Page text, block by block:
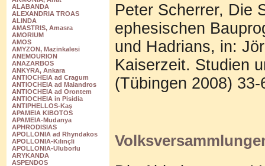
ALABANDA
ALEXANDRIA TROAS
ALINDA
AMASTRIS, Amasra
AMORIUM
AMOS
AMYZON, Mazinkalesi
ANEMOURION
ANAZARBOS
ANKYRA, Ankara
ANTIOCHEIA ad Cragum
ANTIOCHEIA ad Maiandros
ANTIOCHEIA ad Orontem
ANTIOCHEIA in Pisidia
ANTIPHELLOS-Kaş
APAMEIA KIBOTOS
APAMEIA-Mudanya
APHRODISIAS
APOLLONIA ad Rhyndakos
APOLLONIA-Kılınçli
APOLLONIA-Uluborlu
ARYKANDA
ASPENDOS
Peter Scherrer, Die
ephesischen
und Hadrians, in:
Kaiserzeit. Studien
(Tübingen 2008) 33-